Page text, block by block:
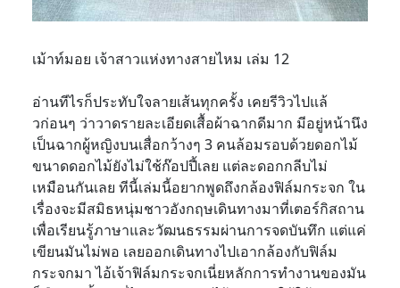
เม้าท์มอย เจ้าสาวแห่งทางสายไหม เล่ม 12
อ่านทีไรก็ประทับใจลายเส้นทุกครั้ง เคยรีวิวไปแล้
วก่อนๆ ว่าวาดรายละเอียดเสื้อผ้าฉากดีมาก มีอยู่หน้านึง
เป็นฉากผู้หญิงบนเสื่อกว้างๆ 3 คนล้อมรอบด้วยดอกไม้
ขนาดดอกไม้ยังไม่ใช้ก๊อปปี้เลย แต่ละดอกกลีบไม่
เหมือนกันเลย ทีนี้เล่มนี้อยากพูดถึงกล้องฟิล์มกระจก ใน
เรื่องจะมีสมิธหนุ่มชาวอังกฤษเดินทางมาที่เตอร์กิสถาน
เพื่อเรียนรู้ภาษาและวัฒนธรรมผ่านการจดบันทึก แต่แค่
เขียนมันไม่พอ เลยออกเดินทางไปเอากล้องกับฟิล์ม
กระจกมา ไอ้เจ้าฟิล์มกระจกเนี่ยหลักการทำงานของมัน